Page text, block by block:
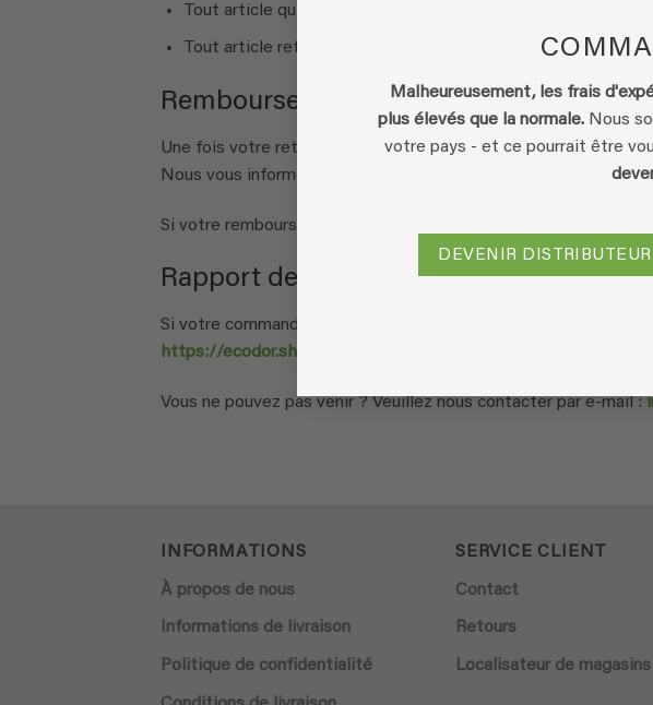
Malheureusement, les frais
plus élevés que la normale. Nous
votre pays - et ce pourrait être
DEVENIR DISTRIBUTEUR
Tout article qui n’est pas dans son état d’origine,
Tout article retourné plus de 30 jours après la livraison.
Remboursements
Une fois votre retour reçu et vérifié, nous vous enverrons un
Nous vous informerons également de l’approbation ou du rejet
Si votre remboursement est approuvé, il sera traité et le
Rapport de retour
Si votre commande répond toujours aux conditions de retour
https://ecodor.shipping-portal.com/rp/
Vous ne pouvez pas venir ? Veuillez nous contacter par e-mail :
INFORMATIONS
À propos de nous
Informations de livraison
Politique de confidentialité
SERVICE CLIENT
Contact
Retours
Localisateur de magasins